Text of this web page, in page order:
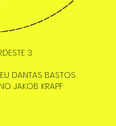
3
DANTAS BASTOS
JAKOB KRAPF